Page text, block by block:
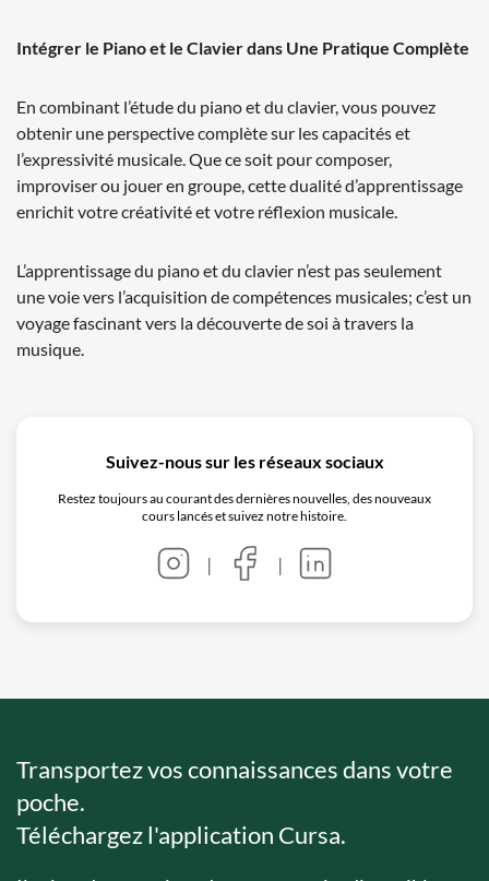
Intégrer le Piano et le Clavier dans Une Pratique Complète
En combinant l’étude du piano et du clavier, vous pouvez
obtenir une perspective complète sur les capacités et
l’expressivité musicale. Que ce soit pour composer,
improviser ou jouer en groupe, cette dualité d’apprentissage
enrichit votre créativité et votre réflexion musicale.
L’apprentissage du piano et du clavier n’est pas seulement
une voie vers l’acquisition de compétences musicales; c’est un
voyage fascinant vers la découverte de soi à travers la
musique.
Suivez-nous sur les réseaux sociaux
Restez toujours au courant des dernières nouvelles, des nouveaux
cours lancés et suivez notre histoire.
| |
Transportez vos connaissances dans votre
poche.
Téléchargez l'application Cursa.